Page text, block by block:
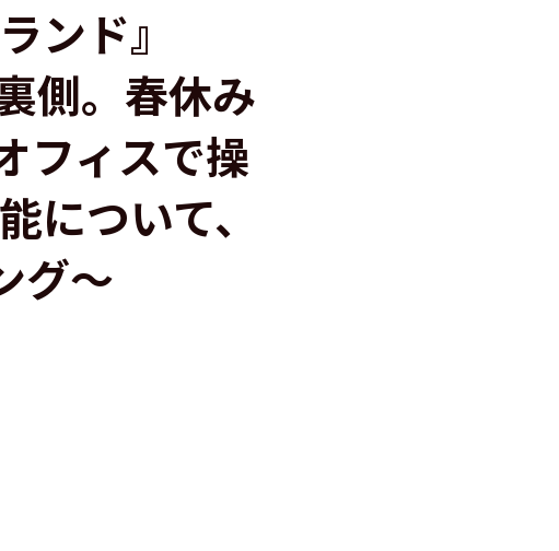
ンド』
側。春休み
フィスで操
について、
グ〜